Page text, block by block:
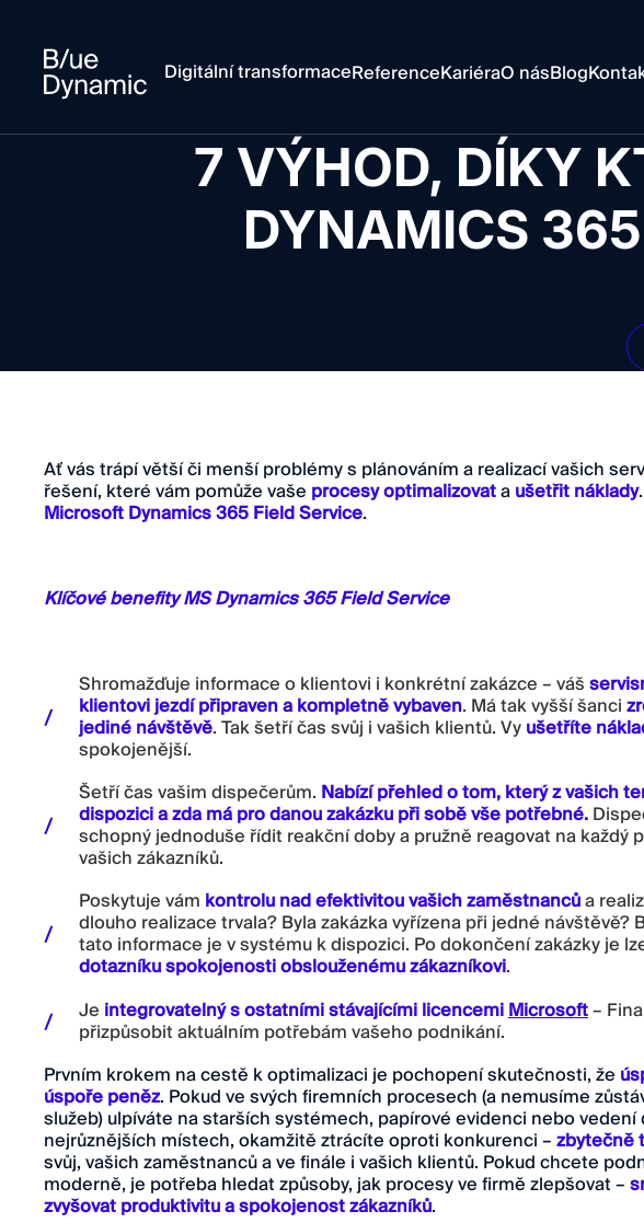
Digitální transformaceReferenceKariéraO násBlog
7 VÝHOD, DÍKY
DYNAMICS 365
Ať vás trápí větší či menší problémy s plánováním a realizací vašich
řešení, které vám pomůže vaše procesy optimalizovataušetřit náklady
Microsoft Dynamics 365 Field Service.
Klíčové benefity MS Dynamics 365 Field Service
Shromažďuje informace o klientovi i konkrétní zakázce – váš
klientovi jezdí připraven a kompletně vybaven. Má tak vyšší šanci
jediné návštěvě. Tak šetří čas svůj i vašich klientů. Vyušetříte
spokojenější.
Šetří čas vašim dispečerům. Nabízí přehled o tom, který z vašich
dispozici a zda má pro danou zakázku při sobě vše potřebné.
schopný jednoduše řídit reakční doby a pružně reagovat na každý
vašich zákazníků.
Poskytuje vám kontrolu nad efektivitou vašich zaměstnancůa
dlouho realizace trvala? Byla zakázka vyřízena při jedné návštěvě?
tato informace je v systému k dispozici. Po dokončení zakázky je
dotazníku spokojenosti obslouženému zákazníkovi.
Je integrovatelný s ostatními stávajícími licencemiMicrosoft–
přizpůsobit aktuálním potřebám vašeho podnikání.
Prvním krokem na cestě k optimalizaci je pochopení skutečnosti, že
úspoře peněz. Pokud ve svých firemních procesech (a nemusíme
služeb) ulpíváte na starších systémech, papírové evidenci nebo
nejrůznějších místech, okamžitě ztrácíte oproti konkurenci –zbytečně
svůj, vašich zaměstnanců a ve finále i vašich klientů. Pokud chcete
moderně, je potřeba hledat způsoby, jak procesy ve firmě zlepšovat –
zvyšovat produktivitu a spokojenost zákazníků.